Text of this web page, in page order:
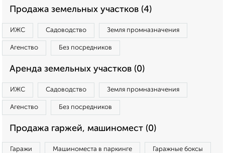
Продажа земельных участков (4)
ИЖС Садоводство Земля промназначения
Агенство Без посредников
Аренда земельных участков (0)
ИЖС Садоводство Земля промназначения
Агенство Без посредников
Продажа гаржей, машиномест (0)
Гаражи Машиноместа в паркинге Гаражные боксы